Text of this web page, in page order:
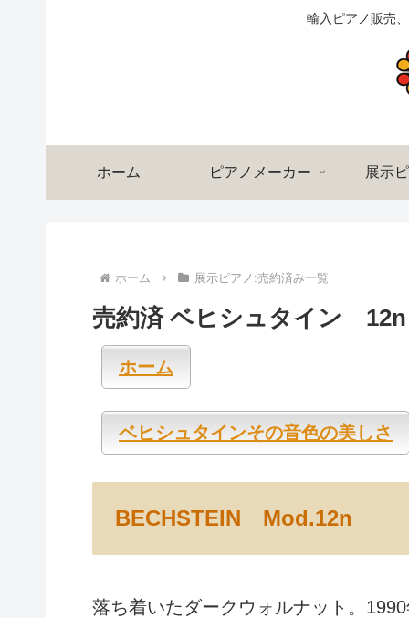
輸入ピアノ販売
ホーム ピアノメーカー 展示
ホーム 展示ピアノ:売約済み一覧
売約済 ベヒシュタイン
ホーム
ベヒシュタインその音色の美しさ
BECHSTEIN Mod.12n
落ち着いたダークウォルナット。